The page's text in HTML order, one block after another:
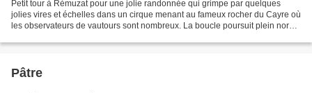
Petit tour à Rémuzat pour une jolie randonnée qui grimpe par quelques
jolies vires et échelles dans un cirque menant au fameux rocher du Cayre où
les observateurs de vautours sont nombreux. La boucle poursuit plein nord
Pâtre